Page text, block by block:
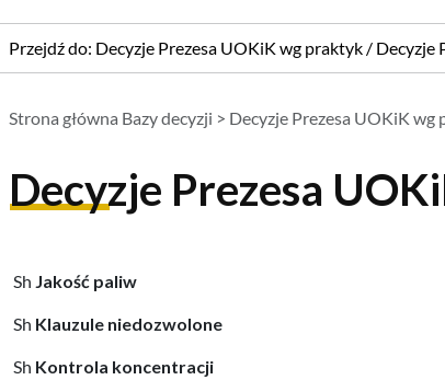
Przejdź do: Decyzje Prezesa UOKiK wg praktyk/ Decyzje
Strona główna Bazy decyzji > Decyzje Prezesa UOKiK wg
Decyzje Prezesa
Jakość paliw
Klauzule niedozwolone
Kontrola koncentracji